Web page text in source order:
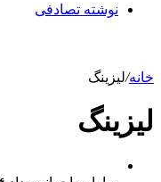
نوشته تصادفی
خانه/لیزینگ
لیزینگ